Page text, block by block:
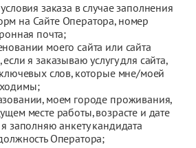
заказа в случае заполнения
на Сайте Оператора, номер
почта;
моего сайта или сайта
я заказываю услугу для сайта,
слов, которые мне/моей
моем городе проживания,
месте работы, возрасте и дате
заполняю анкету кандидата
Оператора;